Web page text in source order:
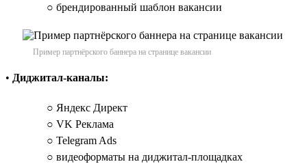
○ брендированный шаблон вакансии
Пример партнёрского баннера на странице вакансии
• Диджитал-каналы:
○ Яндекс Директ
○ VK Реклама
○ Telegram Ads
○ видеоформаты на диджитал-площадках